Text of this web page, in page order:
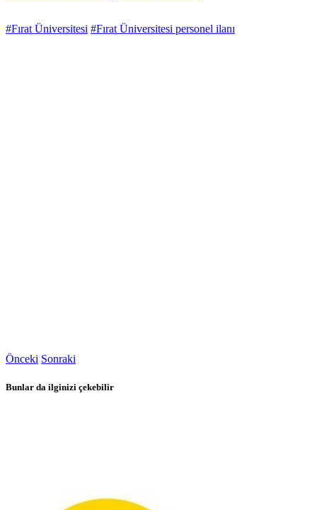
#Fırat Üniversitesi #Fırat Üniversitesi personel ilanı
Önceki Sonraki
Bunlar da ilginizi çekebilir